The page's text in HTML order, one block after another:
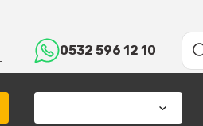
0532 596 12 10